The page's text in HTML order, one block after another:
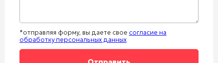
*отправляя форму, вы даете свое согласие на
обработку персональных данных